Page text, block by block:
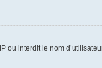
ou interdit le nom